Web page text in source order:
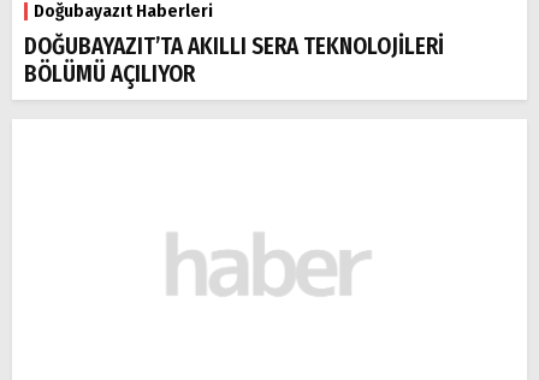
Doğubayazıt Haberleri
DOĞUBAYAZIT’TA AKILLI SERA TEKNOLOJİLERİ
BÖLÜMÜ AÇILIYOR